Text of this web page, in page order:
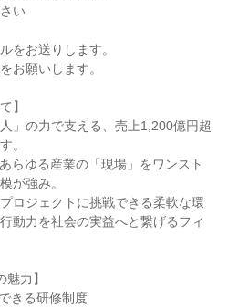
い
をお送りします。
お願いします。
】
」の力で支える、売上1,200億円超
。
らゆる産業の「現場」をワンスト
が強み。
ロジェクトに挑戦できる柔軟な環
動力を社会の実益へと繋げるフィ
力】
きる研修制度